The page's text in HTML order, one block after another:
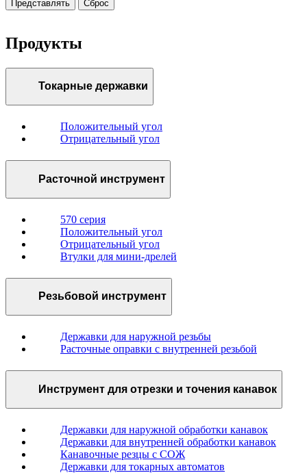
Представлять Сброс
Продукты
Токарные державки
Положительный угол
Отрицательный угол
Расточной инструмент
570 серия
Положительный угол
Отрицательный угол
Втулки для мини-дрелей
Резьбовой инструмент
Державки для наружной резьбы
Расточные оправки с внутренней резьбой
Инструмент для отрезки и точения канавок
Державки для наружной обработки канавок
Державки для внутренней обработки канавок
Канавочные резцы с СОЖ
Державки для токарных автоматов